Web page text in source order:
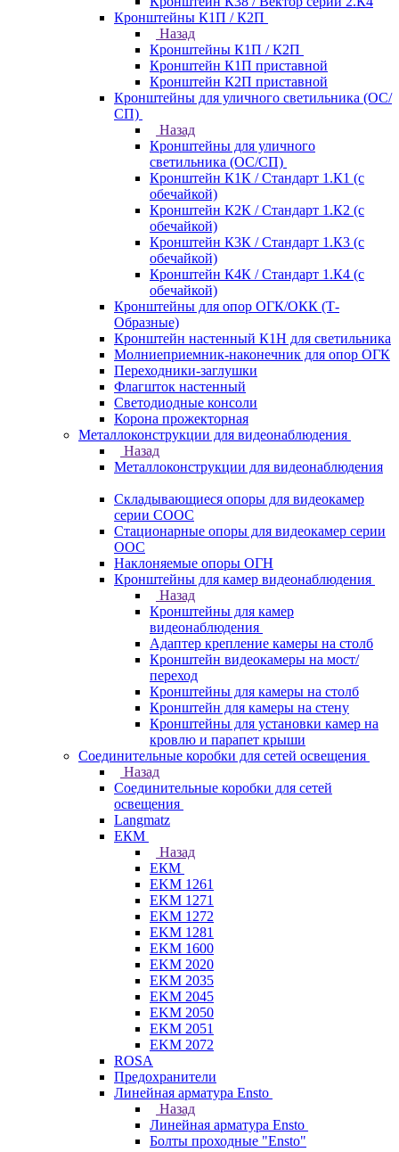
Кронштейны К1П / К2П
Назад
Кронштейны К1П / К2П
Кронштейн К1П приставной
Кронштейн К2П приставной
Кронштейны для уличного светильника (ОС/
СП)
Назад
Кронштейны для уличного
светильника (ОС/СП)
Кронштейн К1К / Стандарт 1.К1 (с
обечайкой)
Кронштейн К2К / Стандарт 1.К2 (с
обечайкой)
Кронштейн К3К / Стандарт 1.К3 (с
обечайкой)
Кронштейн К4К / Стандарт 1.К4 (с
обечайкой)
Кронштейны для опор ОГК/ОКК (Т-
Образные)
Кронштейн настенный К1Н для светильника
Молниеприемник-наконечник для опор ОГК
Переходники-заглушки
Флагшток настенный
Светодиодные консоли
Корона прожекторная
Металлоконструкции для видеонаблюдения
Назад
Металлоконструкции для видеонаблюдения
Складывающиеся опоры для видеокамер
серии СООС
Стационарные опоры для видеокамер серии
ООС
Наклоняемые опоры ОГН
Кронштейны для камер видеонаблюдения
Назад
Кронштейны для камер
видеонаблюдения
Адаптер крепление камеры на столб
Кронштейн видеокамеры на мост/
переход
Кронштейны для камеры на столб
Кронштейн для камеры на стену
Кронштейны для установки камер на
кровлю и парапет крыши
Соединительные коробки для сетей освещения
Назад
Соединительные коробки для сетей
освещения
Langmatz
ЕКМ
Назад
ЕКМ
EKM 1261
EKM 1271
EKM 1272
EKM 1281
EKM 1600
EKM 2020
EKM 2035
EKM 2045
EKM 2050
EKM 2051
EKM 2072
ROSA
Предохранители
Линейная арматура Ensto
Назад
Линейная арматура Ensto
Болты проходные "Ensto"